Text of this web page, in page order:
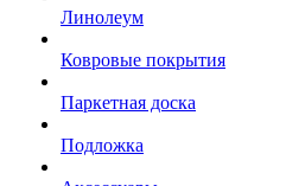
Линолеум
Ковровые покрытия
Паркетная доска
Подложка